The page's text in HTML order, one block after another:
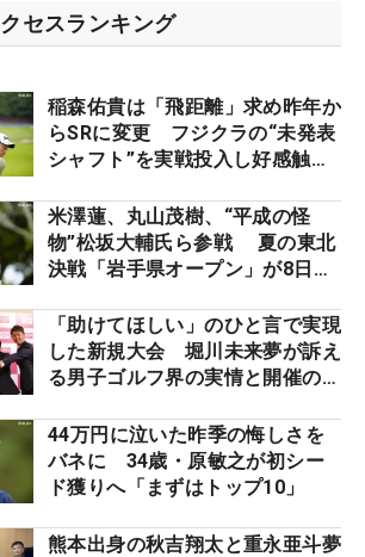
セスランキング
稲森佑貴は「飛距離」求め昨年か
らSRに変更 フジクラの“未発表
シャフト”を実戦投入し好感触
ーのヒトネタ！】
米澤蓮、丸山茂樹、“平成の怪
物”松坂大輔氏ら参戦 夏の東北
決戦「岩手県オープン」が8日開
「助けてほしい」のひと言で実現
した新規大会 堀川未来夢が訴え
る男子ゴルフ界の実情と開催の舞
44万円に泣いた昨季の悔しさを
バネに 34歳・原敏之が初シー
ド獲りへ「まずはトップ10」
熊本出身の秋吉翔太と重永亜斗夢